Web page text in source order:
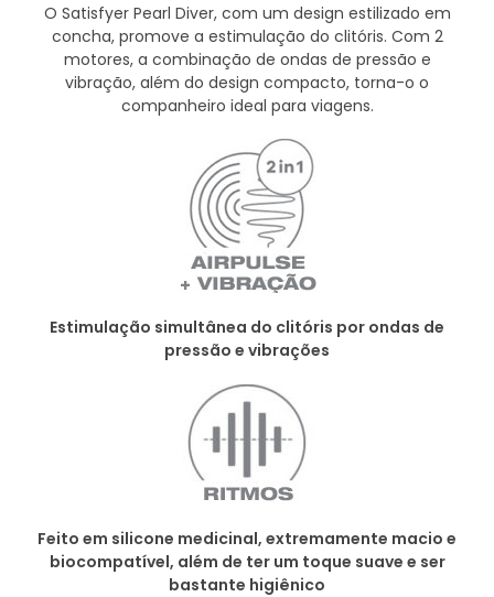
O Satisfyer Pearl Diver, com um design estilizado em
concha, promove a estimulação do clitóris. Com 2
motores, a combinação de ondas de pressão e
vibração, além do design compacto, torna-o o
companheiro ideal para viagens.
Estimulação simultânea do clitóris por ondas de
pressão e vibrações
Feito em silicone medicinal, extremamente macio e
biocompatível, além de ter um toque suave e ser
bastante higiênico